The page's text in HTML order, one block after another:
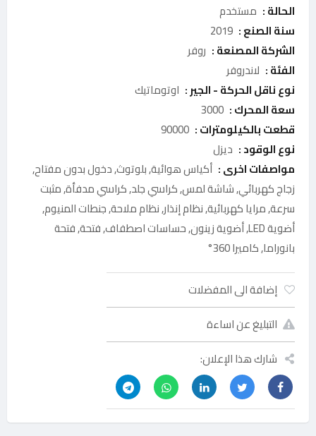
الحالة : مستخدم
سنة الصنع : 2019
الشركة المصنعة : روفر
الفئة : لاندروفر
نوع ناقل الحركة - الجير : اوتوماتيك
سعة المحرك : 3000
قطعت بالكيلومترات : 90000
نوع الوقود : ديزل
مواصفات اخرى : أكياس هوائية, بلوتوث, دخول بدون مفتاح,
زجاج كهربائي, شاشة لمس, كراسي جلد, كراسي مدفأة, مثبت
سرعة, مرايا كهربائية, نظام إنذار, نظام ملاحة, جنطات المنيوم,
أضوية LED, أضوية زينون, حساسات اصطفاف, فتحة, فتحة
بانوراما, كاميرا 360°
إضافة الى المفضلات
التبليغ عن اساءة
شارك هذا الإعلان: